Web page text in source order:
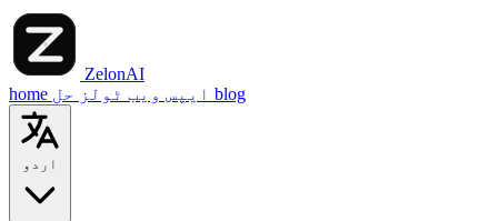
ZelonAI
home
ایپس ویب ٹولز blog
اردو